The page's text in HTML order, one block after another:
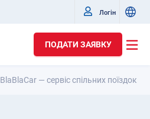
Логін
ПОДАТИ ЗАЯВКУ
BlaBlaCar — сервіс спільних поїздок